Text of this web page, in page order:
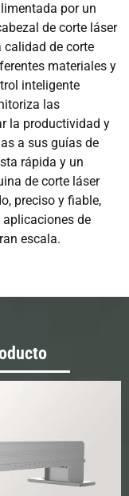
por un
de corte láser
calidad de corte
materiales y
inteligente
las
la productividad y
a sus guías de
rápida y un
de corte láser
preciso y fiable,
de
escala.